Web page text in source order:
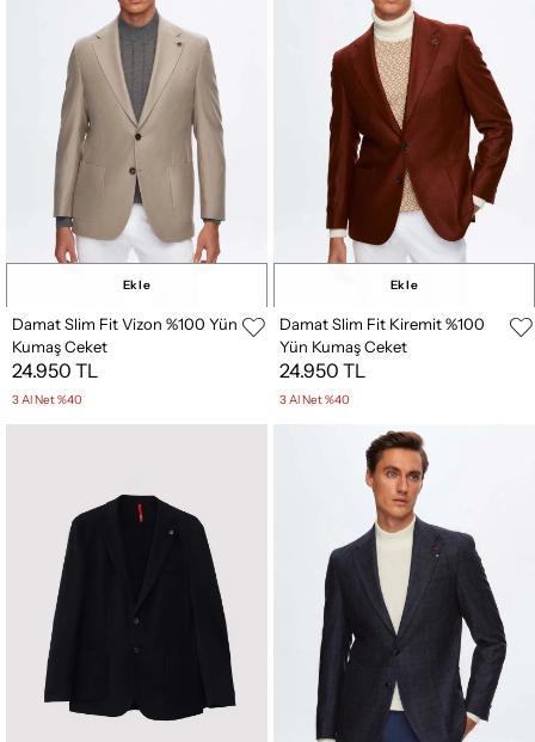
Ekle
Damat Slim Fit Vizon %100 Yün
Kumaş Ceket
24.950 TL
3 Al Net %40
Ekle
Damat Slim Fit Kiremit %100
Yün Kumaş Ceket
24.950 TL
3 Al Net %40